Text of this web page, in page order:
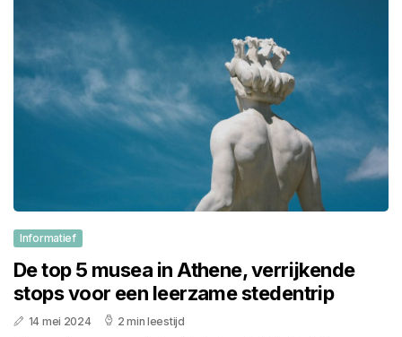
Informatief
De top 5 musea in Athene, verrijkende
stops voor een leerzame stedentrip
14 mei 2024 2 min leestijd